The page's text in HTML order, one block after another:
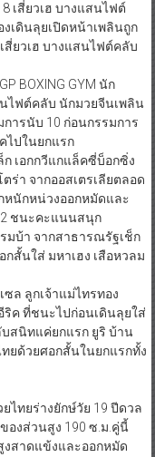
เสี่ยวเฮ บางแสนไฟต์
เดินลุยเปิดหน้าเพลินถูก
สี่ยวเฮ บางแสนไฟต์คลับ
BOXING GYM นัก
ไฟต์คลับ นักมวยจีนเพลิน
ารนับ 10 ก่อนกรรมการ
ไปในยกแรก
ก เอกกวีแกแล็คซี่บ็อกซิ่ง
ร่า จากออสเตรเลียตลอด
หนักหน่วงออกหมัดและ
2 ชนะคะแนนสนุก
มบ้า จากสาธารณรัฐเช็ก
สั้นใส่ มหาเฮง เสือหวลม
ซล ลูกเจ้าแม่ไทรทอง
ริค ที่ชนะไปก่อนเดินลุยใส่
สนิทแค่ยกแรก ยูริ บ้าน
ยด้วยศอกสั้นในยกแรกทั้ง
ไทยร่างยักษ์วัย 19 ปีดวล
องส่วนสูง 190 ซ.ม.คู่นี้
งสาดแข้งและออกหมัด